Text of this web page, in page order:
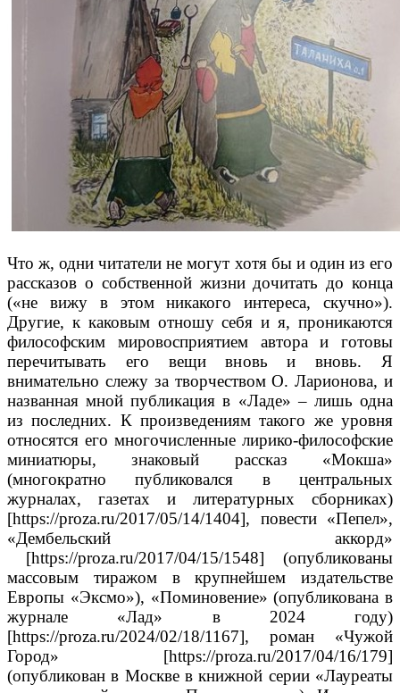
Что ж, одни читатели не могут хотя бы и один из его
рассказов о собственной жизни дочитать до конца
(«не вижу в этом никакого интереса, скучно»).
Другие, к каковым отношу себя и я, проникаются
философским мировосприятием автора и готовы
перечитывать его вещи вновь и вновь. Я
внимательно слежу за творчеством О. Ларионова, и
названная мной публикация в «Ладе» – лишь одна
из последних. К произведениям такого же уровня
относятся его многочисленные лирико-философские
миниатюры, знаковый рассказ «Мокша»
(многократно публиковался в центральных
журналах, газетах и литературных сборниках)
[https://proza.ru/2017/05/14/1404], повести «Пепел»,
«Дембельский аккорд»
[https://proza.ru/2017/04/15/1548] (опубликованы
массовым тиражом в крупнейшем издательстве
Европы «Эксмо»), «Поминовение» (опубликована в
журнале «Лад» в 2024 году)
[https://proza.ru/2024/02/18/1167], роман «Чужой
Город» [https://proza.ru/2017/04/16/179]
(опубликован в Москве в книжной серии «Лауреаты